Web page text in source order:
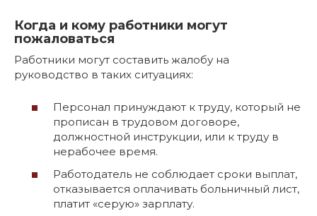
Когда и кому работники могут
пожаловаться
Работники могут составить жалобу на
руководство в таких ситуациях:
Персонал принуждают к труду, который не
прописан в трудовом договоре,
должностной инструкции, или к труду в
нерабочее время.
Работодатель не соблюдает сроки выплат,
отказывается оплачивать больничный лист,
платит «серую» зарплату.